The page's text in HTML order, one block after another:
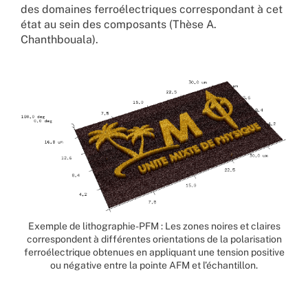
des domaines ferroélectriques correspondant à cet
état au sein des composants (Thèse A.
Chanthbouala).
Exemple de lithographie-PFM : Les zones noires et claires
correspondent à différentes orientations de la polarisation
ferroélectrique obtenues en appliquant une tension positive
ou négative entre la pointe AFM et l’échantillon.